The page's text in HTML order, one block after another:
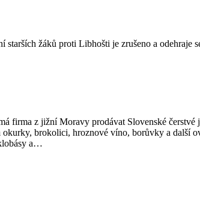
žáků proti Libhošti je zrušeno a
firma z jižní Moravy prodávat Slovenské
brokolici, hroznové víno, borůvky a další
a…